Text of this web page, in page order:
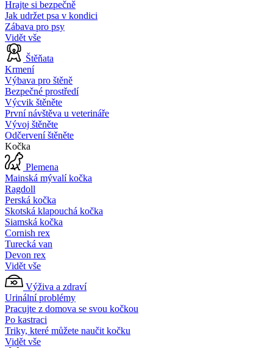
Hrajte si bezpečně
Jak udržet psa v kondici
Zábava pro psy
Vidět vše
Štěňata
Krmení
Výbava pro štěně
Bezpečné prostředí
Výcvik štěněte
První návštěva u veterináře
Vývoj štěněte
Odčervení štěněte
Kočka
Plemena
Mainská mývalí kočka
Ragdoll
Perská kočka
Skotská klapouchá kočka
Siamská kočka
Cornish rex
Turecká van
Devon rex
Vidět vše
Výživa a zdraví
Urinální problémy
Pracujte z domova se svou kočkou
Po kastraci
Triky, které můžete naučit kočku
Vidět vše